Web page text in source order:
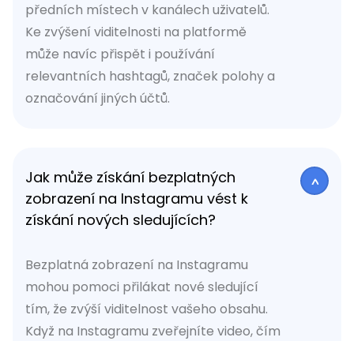
předních místech v kanálech uživatelů.
Ke zvýšení viditelnosti na platformě
může navíc přispět i používání
relevantních hashtagů, značek polohy a
označování jiných účtů.
Jak může získání bezplatných
zobrazení na Instagramu vést k
získání nových sledujících?
Bezplatná zobrazení na Instagramu
mohou pomoci přilákat nové sledující
tím, že zvýší viditelnost vašeho obsahu.
Když na Instagramu zveřejníte video, čím